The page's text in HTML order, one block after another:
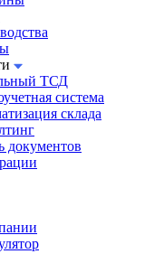
ТСД
система
склада
документов